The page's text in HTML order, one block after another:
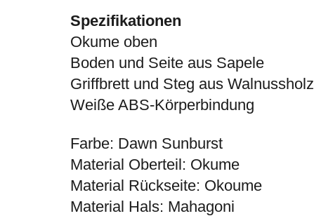
Spezifikationen
Okume oben
Boden und Seite aus Sapele
Griffbrett und Steg aus Walnussholz
Weiße ABS-Körperbindung
Farbe: Dawn Sunburst
Material Oberteil: Okume
Material Rückseite: Okoume
Material Hals: Mahagoni